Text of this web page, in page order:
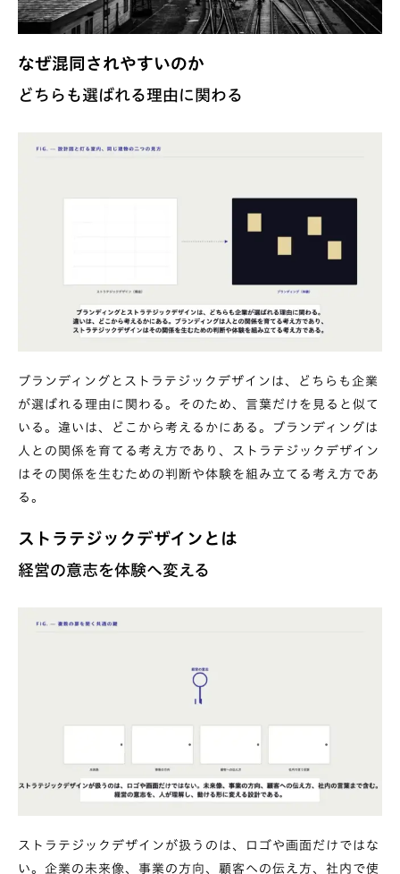
なぜ混同されやすいのか
どちらも選ばれる理由に関わる
ブランディングとストラテジックデザインは、どちらも企業
が選ばれる理由に関わる。そのため、言葉だけを見ると似て
いる。違いは、どこから考えるかにある。ブランディングは
人との関係を育てる考え方であり、ストラテジックデザイン
はその関係を生むための判断や体験を組み立てる考え方であ
る。
ストラテジックデザインとは
経営の意志を体験へ変える
ストラテジックデザインが扱うのは、ロゴや画面だけではな
い。企業の未来像、事業の方向、顧客への伝え方、社内で使